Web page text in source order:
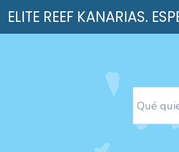
ELITE REEF KANARIAS.